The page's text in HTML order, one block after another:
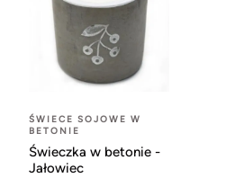
ŚWIECE SOJOWE W
BETONIE
Świeczka w betonie -
Jałowiec